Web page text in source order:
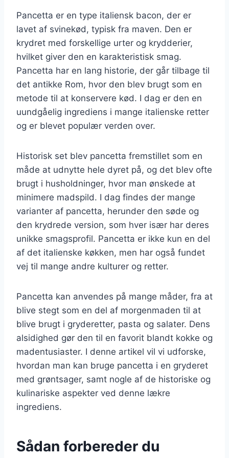
Pancetta er en type italiensk bacon, der er
lavet af svinekød, typisk fra maven. Den er
krydret med forskellige urter og krydderier,
hvilket giver den en karakteristisk smag.
Pancetta har en lang historie, der går tilbage til
det antikke Rom, hvor den blev brugt som en
metode til at konservere kød. I dag er den en
uundgåelig ingrediens i mange italienske retter
og er blevet populær verden over.
Historisk set blev pancetta fremstillet som en
måde at udnytte hele dyret på, og det blev ofte
brugt i husholdninger, hvor man ønskede at
minimere madspild. I dag findes der mange
varianter af pancetta, herunder den søde og
den krydrede version, som hver især har deres
unikke smagsprofil. Pancetta er ikke kun en del
af det italienske køkken, men har også fundet
vej til mange andre kulturer og retter.
Pancetta kan anvendes på mange måder, fra at
blive stegt som en del af morgenmaden til at
blive brugt i gryderetter, pasta og salater. Dens
alsidighed gør den til en favorit blandt kokke og
madentusiaster. I denne artikel vil vi udforske,
hvordan man kan bruge pancetta i en gryderet
med grøntsager, samt nogle af de historiske og
kulinariske aspekter ved denne lækre
ingrediens.
Sådan forbereder du